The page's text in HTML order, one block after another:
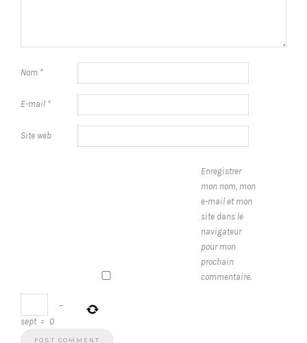
Nom *
E-mail *
Site web
Enregistrer
mon nom, mon
e-mail et mon
site dans le
navigateur
pour mon
prochain
commentaire.
−
sept = 0